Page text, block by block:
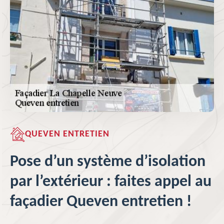
QUEVEN ENTRETIEN
Pose d’un système d’isolation
par l’extérieur : faites appel au
façadier Queven entretien !